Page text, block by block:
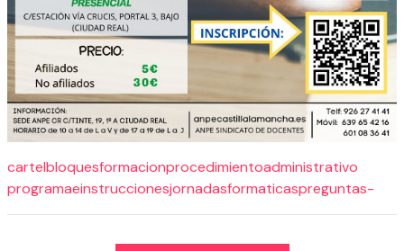
cartelbloquesformacionprocedimientoadministrativo
programaeinstruccionesjornadasformaticaspreguntas-